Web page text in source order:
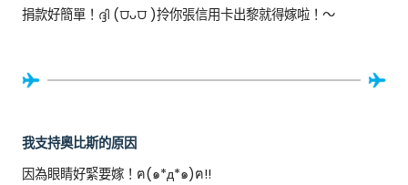
捐款好簡單！ദ്ദി (⩌ᴗ⩌ )拎你張信用卡出黎就得嫁啦！～
我支持奧比斯的原因
因為眼睛好緊要嫁！ฅ(๑*д*๑)ฅ!!